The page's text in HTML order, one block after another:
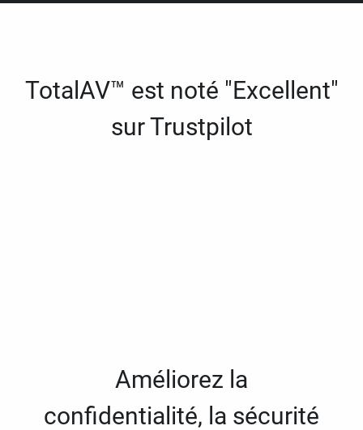
TotalAV™ est noté "Excellent"
sur Trustpilot
Améliorez la
confidentialité, la sécurité